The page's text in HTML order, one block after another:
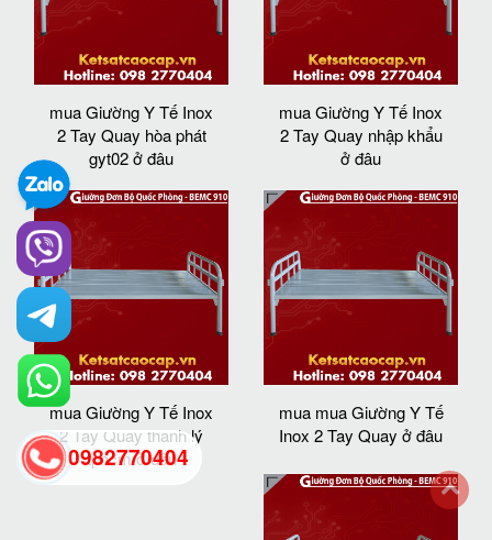
mua Giường Y Tế Inox
2 Tay Quay hòa phát
gyt02 ở đâu
mua Giường Y Tế Inox
2 Tay Quay nhập khẩu
ở đâu
mua Giường Y Tế Inox
2 Tay Quay thanh lý
tphcm ở đâu
mua mua Giường Y Tế
Inox 2 Tay Quay ở đâu
0982770404